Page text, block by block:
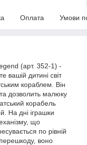
Оплата Умови
(арт. 352-1) -
вашій дитині світ
кораблем. Він
дозволить малюку
корабель
На дні іграшки
що
по рівній
воно